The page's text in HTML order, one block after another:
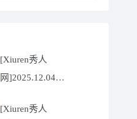
[Xiuren秀人
网]2025.12.04
[81P/751.43MB]
[Xiuren秀人